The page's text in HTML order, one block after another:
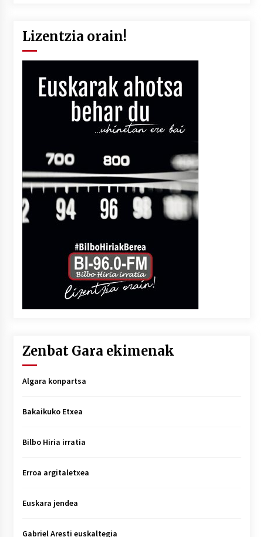
Lizentzia orain!
Zenbat Gara ekimenak
Algara konpartsa
Bakaikuko Etxea
Bilbo Hiria irratia
Erroa argitaletxea
Euskara jendea
Gabriel Aresti euskaltegia